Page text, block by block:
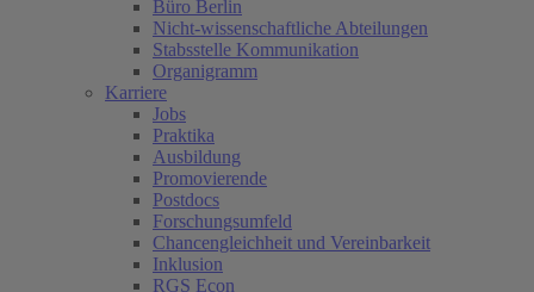
Büro Berlin
Nicht-wissenschaftliche Abteilungen
Stabsstelle Kommunikation
Organigramm
Karriere
Jobs
Praktika
Ausbildung
Promovierende
Postdocs
Forschungsumfeld
Chancengleichheit und Vereinbarkeit
Inklusion
RGS Econ